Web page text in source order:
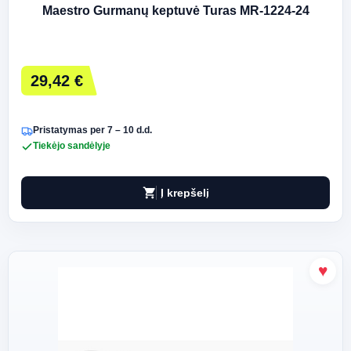
Maestro Gurmanų keptuvė Turas MR-1224-24
29,42 €
Pristatymas per 7 – 10 d.d.
Tiekėjo sandėlyje
shopping_cart Į krepšelį